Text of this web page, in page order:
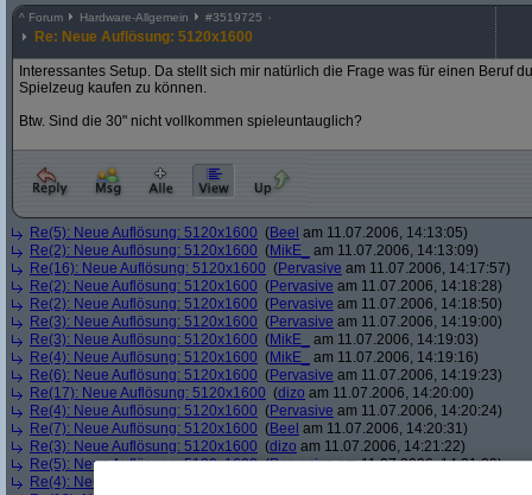
^ Forum Hardware-Allgemein #3519725
Re: Neue Auflösung: 5120x1600
Interessantes Setup. Da stellt sich mir natürlich die Frage was für einen Beruf
Spielzeug kaufen zu können.
Btw. Sind die 30" nicht vollkommen spieleuntauglich?
Re(5): Neue Auflösung: 5120x1600 (Beel am 11.07.2006, 14:13:05)
Re(2): Neue Auflösung: 5120x1600 (MikE_
am 11.07.2006, 14:13:09)
Re(16): Neue Auflösung: 5120x1600 (Pervasive am 11.07.2006, 14:17:57)
Re(2): Neue Auflösung: 5120x1600 (Pervasive am 11.07.2006, 14:18:28)
Re(2): Neue Auflösung: 5120x1600 (Pervasive am 11.07.2006, 14:18:50)
Re(3): Neue Auflösung: 5120x1600 (Pervasive am 11.07.2006, 14:19:00)
Re(3): Neue Auflösung: 5120x1600 (MikE_
am 11.07.2006, 14:19:03)
Re(4): Neue Auflösung: 5120x1600 (MikE_
am 11.07.2006, 14:19:16)
Re(6): Neue Auflösung: 5120x1600 (Pervasive am 11.07.2006, 14:19:23)
Re(17): Neue Auflösung: 5120x1600 (dizo am 11.07.2006, 14:20:00)
Re(4): Neue Auflösung: 5120x1600 (Pervasive am 11.07.2006, 14:20:24)
Re(7): Neue Auflösung: 5120x1600 (Beel am 11.07.2006, 14:20:31)
Re(3): Neue Auflösung: 5120x1600 (dizo am 11.07.2006, 14:21:22)
Re(5): Neue Auflösung: 5120x1600(Pervasiveam 11.07.2006, 14:21:29)
Re(4): Neue Auflösung: 5120x1600